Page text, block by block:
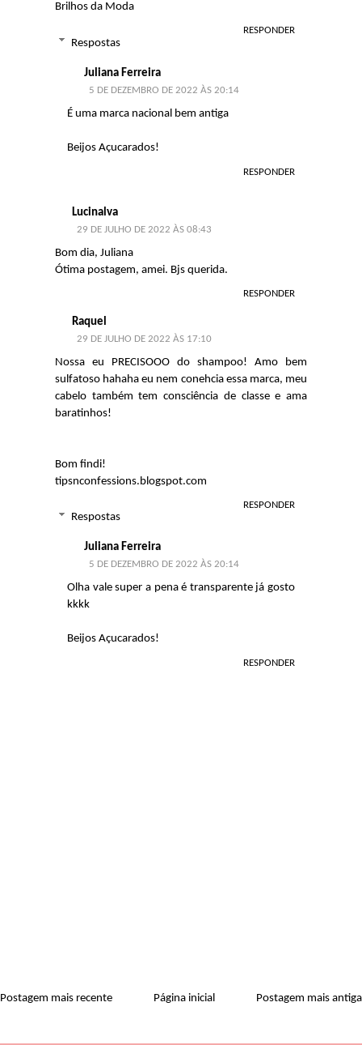
Brilhos da Moda
RESPONDER
Respostas
Juliana Ferreira
5 DE DEZEMBRO DE 2022 ÀS 20:14
É uma marca nacional bem antiga
Beijos Açucarados!
RESPONDER
Lucinalva
29 DE JULHO DE 2022 ÀS 08:43
Bom dia, Juliana
Ótima postagem, amei. Bjs querida.
RESPONDER
Raquel
29 DE JULHO DE 2022 ÀS 17:10
Nossa eu PRECISOOO do shampoo! Amo bem
sulfatoso hahaha eu nem conehcia essa marca, meu
cabelo também tem consciência de classe e ama
baratinhos!
Bom findi!
tipsnconfessions.blogspot.com
RESPONDER
Respostas
Juliana Ferreira
5 DE DEZEMBRO DE 2022 ÀS 20:14
Olha vale super a pena é transparente já gosto
kkkk
Beijos Açucarados!
RESPONDER
Postagem mais recente Postagem mais antiga
Página inicial